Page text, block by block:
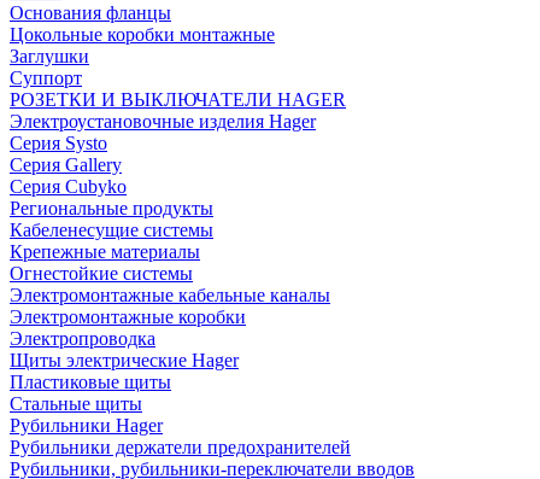
Основания фланцы
Цокольные коробки монтажные
Заглушки
Суппорт
РОЗЕТКИ И ВЫКЛЮЧАТЕЛИ HAGER
Электроустановочные изделия Hager
Серия Systo
Серия Gallery
Серия Cubyko
Региональные продукты
Кабеленесущие системы
Крепежные материалы
Огнестойкие системы
Электромонтажные кабельные каналы
Электромонтажные коробки
Электропроводка
Щиты электрические Hager
Пластиковые щиты
Стальные щиты
Рубильники Hager
Рубильники держатели предохранителей
Рубильники, рубильники-переключатели вводов